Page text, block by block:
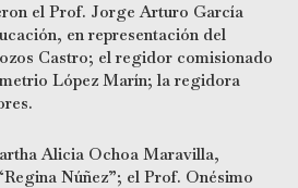
el Prof. Jorge Arturo García
en representación del
Castro; el regidor comisionado
López Marín; la regidora
Alicia Ochoa Maravilla,
Núñez”; el Prof. Onésimo